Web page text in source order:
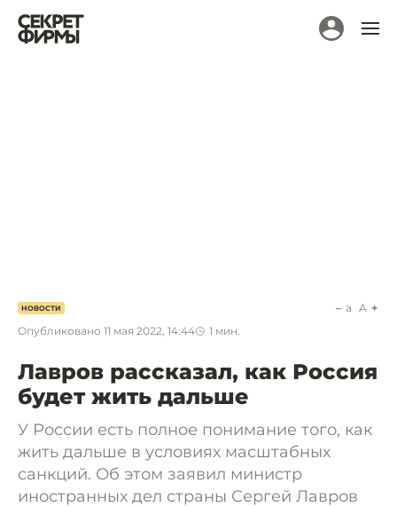
НОВОСТИ
Опубликовано 11 мая 2022, 14:44 1 мин.
a A
Лавров рассказал, как Россия
будет жить дальше
У России есть полное понимание того, как
жить дальше в условиях масштабных
санкций. Об этом заявил министр
иностранных дел страны Сергей Лавров